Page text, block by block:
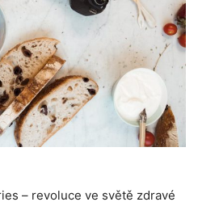
– revoluce ve světě zdravé